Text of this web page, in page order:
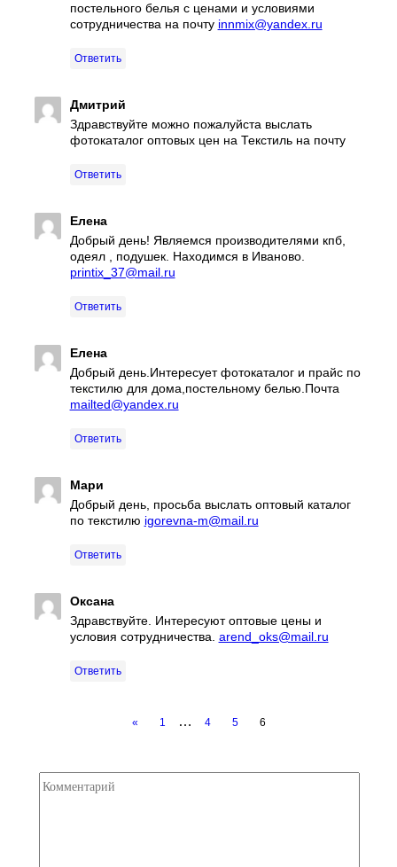
постельного белья с ценами и условиями
сотрудничества на почту innmix@yandex.ru
Ответить
Дмитрий
Здравствуйте можно пожалуйста выслать
фотокаталог оптовых цен на Текстиль на почту
Ответить
Елена
Добрый день! Являемся производителями кпб,
одеял , подушек. Находимся в Иваново.
printix_37@mail.ru
Ответить
Елена
Добрый день.Интересует фотокаталог и прайс по
текстилю для дома,постельному белью.Почта
mailted@yandex.ru
Ответить
Мари
Добрый день, просьба выслать оптовый каталог
по текстилю igorevna-m@mail.ru
Ответить
Оксана
Здравствуйте. Интересуют оптовые цены и
условия сотрудничества. arend_oks@mail.ru
Ответить
« 1 … 4 5 6